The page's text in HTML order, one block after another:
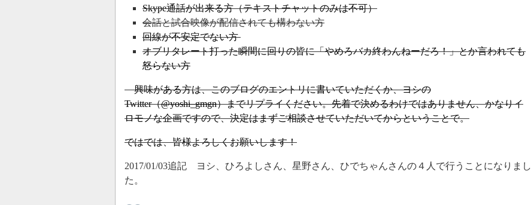
Skype通話が出来る方（テキストチャットのみは不可）
会話と試合映像が配信されても構わない方
回線が不安定でない方
オブリタレート打った瞬間に回りの皆に「やめろバカ終わんねーだろ！」とか言われても
怒らない方
興味がある方は、このブログのエントリに書いていただくか、ヨシの
Twitter（@yoshi_gmgn）までリプライください。先着で決めるわけではありません、かなりイ
ロモノな企画ですので、決定はまずご相談させていただいてからということで。
ではでは、皆様よろしくお願いします！
2017/01/03追記 ヨシ、ひろよしさん、星野さん、ひでちゃんさんの４人で行うことになりまし
た。